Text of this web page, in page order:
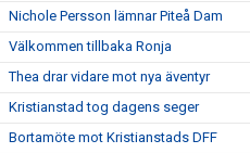
Nichole Persson lämnar Piteå Dam
Välkommen tillbaka Ronja
Thea drar vidare mot nya äventyr
Kristianstad tog dagens seger
Bortamöte mot Kristianstads DFF